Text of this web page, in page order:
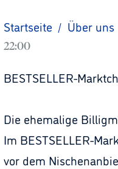
Startseite / Über uns
22:00
BESTSELLER-
Die ehemalige
Im BESTSELLER-
vor dem